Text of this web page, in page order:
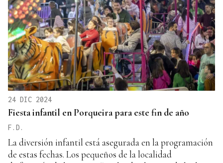
24 DIC 2024
Fiesta infantil en Porqueira para este fin de año
F.D.
La diversión infantil está asegurada en la programación
de estas fechas. Los pequeños de la localidad